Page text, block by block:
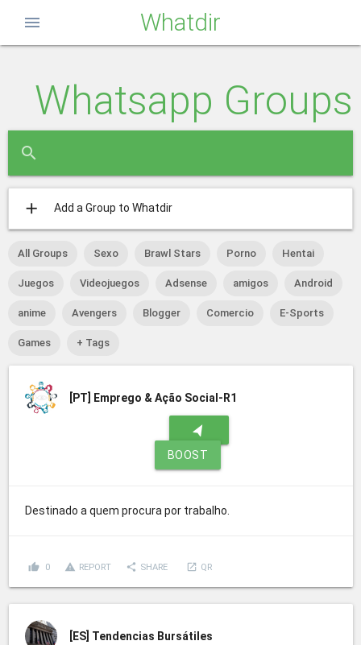
Whatdir
menu
Whatsapp Groups
search
add Add a Group to Whatdir
All Groups Sexo Brawl Stars Porno Hentai
Juegos Videojuegos Adsense amigos Android
anime Avengers Blogger Comercio E-Sports
Games + Tags
[PT] Emprego & Ação Social-R1
navigation
BOOST
Destinado a quem procura por trabalho.
thumb_up 0 report_problem REPORT share SHARE launch QR
[ES] Tendencias Bursátiles